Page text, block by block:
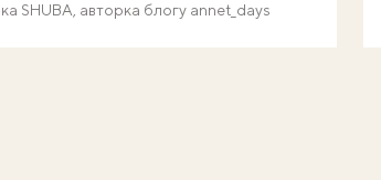
SHUBA, авторка блогу annet_days